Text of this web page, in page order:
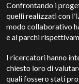
Confrontando i
quelli realizzati con
modo collaborativo
e ai parchi
I ricercatori hanno
chiesto loro di
quali fossero stati